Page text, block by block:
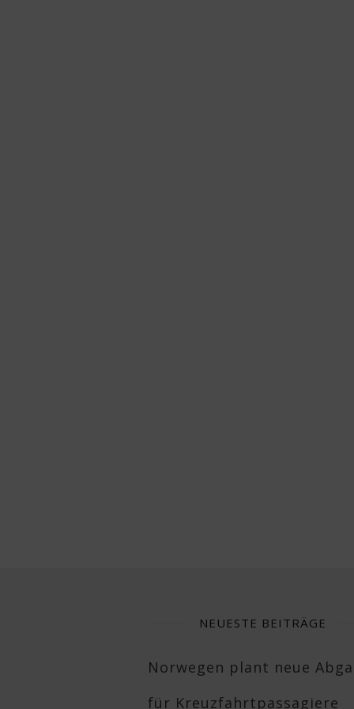
NEUESTE BEITRÄGE
Norwegen plant neue
für Kreuzfahrtpassagiere